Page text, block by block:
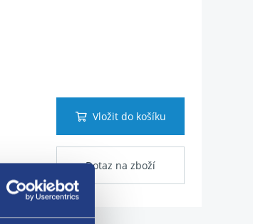
Vložit do košíku
Dotaz na zboží